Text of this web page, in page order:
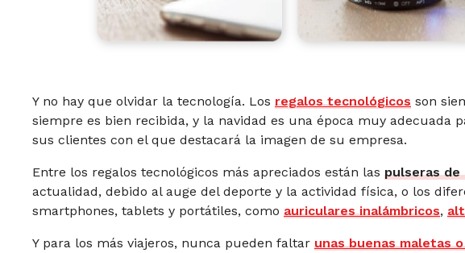
Y no hay que olvidar la tecnología. Los regalos tecnológicos son
siempre es bien recibida, y la navidad es una época muy adecuada
sus clientes con el que destacará la imagen de su empresa.
Entre los regalos tecnológicos más apreciados están las pulseras de
actualidad, debido al auge del deporte y la actividad física, o los
smartphones, tablets y portátiles, como auriculares inalámbricos,
Y para los más viajeros, nunca pueden faltar unas buenas maletas